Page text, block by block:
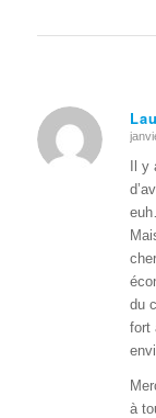
dit
:
Il
du
fort
à